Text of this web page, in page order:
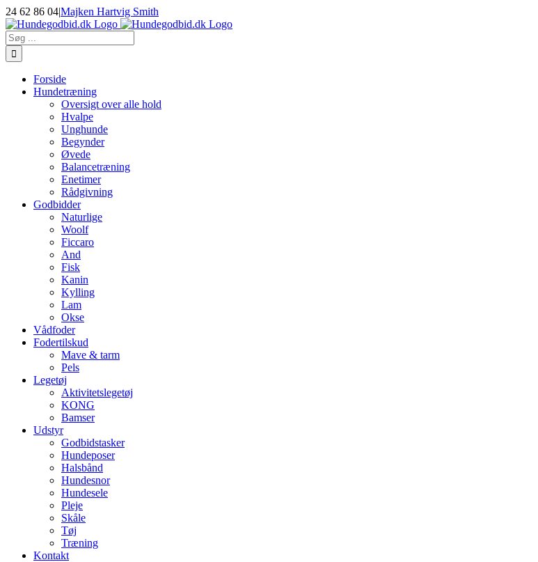
Skip
to
content
24 62 86 04|Majken Hartvig Smith
Facebook
Instagram
E-
mail
Søg
efter:
Forside
Hundetræning
Oversigt over alle hold
Hvalpe
Unghunde
Begynder
Øvede
Balancetræning
Enetimer
Rådgivning
Godbidder
Naturlige
Woolf
Ficcaro
And
Fisk
Kanin
Kylling
Lam
Okse
Vådfoder
Fodertilskud
Mave & tarm
Pels
Legetøj
Aktivitetslegetøj
KONG
Bamser
Udstyr
Godbidstasker
Hundeposer
Halsbånd
Hundesnor
Hundesele
Pleje
Skåle
Tøj
Træning
Kontakt